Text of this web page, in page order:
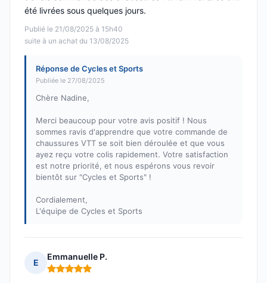
Publié le 21/08/2025 à 15h40
suite à un achat du 13/08/2025
été livrées sous quelques jours.
Réponse de Cycles et Sports
Publiée le 27/08/2025
Chère Nadine,
Merci beaucoup pour votre avis positif ! Nous
sommes ravis d'apprendre que votre commande de
chaussures VTT se soit bien déroulée et que vous
ayez reçu votre colis rapidement. Votre satisfaction
est notre priorité, et nous espérons vous revoir
bientôt sur "Cycles et Sports" !
Cordialement,
L'équipe de Cycles et Sports
E
Emmanuelle P.
Note : 5 sur 5